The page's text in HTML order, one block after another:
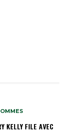
KELLY FILE AVEC